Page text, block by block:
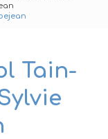
Tain-